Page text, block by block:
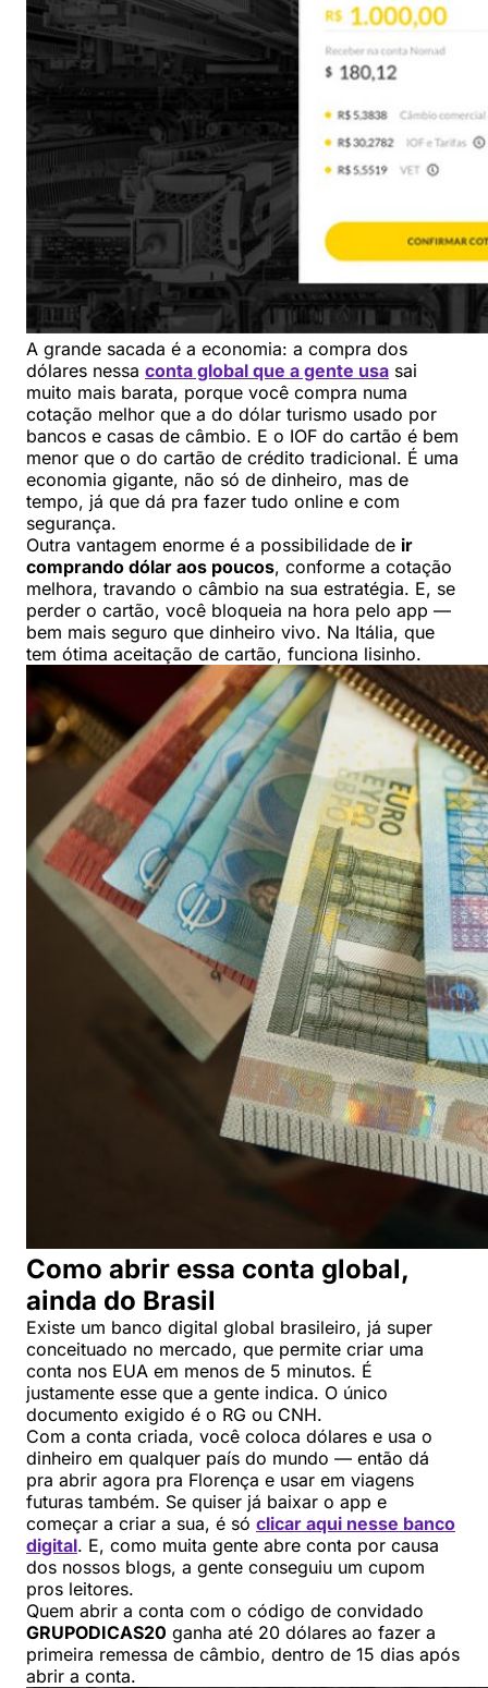
A grande sacada é a economia: a compra dos
dólares nessa conta global que a gente usa sai
muito mais barata, porque você compra numa
cotação melhor que a do dólar turismo usado por
bancos e casas de câmbio. E o IOF do cartão é bem
menor que o do cartão de crédito tradicional. É uma
economia gigante, não só de dinheiro, mas de
tempo, já que dá pra fazer tudo online e com
segurança.
Outra vantagem enorme é a possibilidade de ir
comprando dólar aos poucos, conforme a cotação
melhora, travando o câmbio na sua estratégia. E, se
perder o cartão, você bloqueia na hora pelo app —
bem mais seguro que dinheiro vivo. Na Itália, que
tem ótima aceitação de cartão, funciona lisinho.
Como abrir essa conta global,
ainda do Brasil
Existe um banco digital global brasileiro, já super
conceituado no mercado, que permite criar uma
conta nos EUA em menos de 5 minutos. É
justamente esse que a gente indica. O único
documento exigido é o RG ou CNH.
Com a conta criada, você coloca dólares e usa o
dinheiro em qualquer país do mundo — então dá
pra abrir agora pra Florença e usar em viagens
futuras também. Se quiser já baixar o app e
começar a criar a sua, é só clicar aqui nesse banco
digital. E, como muita gente abre conta por causa
dos nossos blogs, a gente conseguiu um cupom
pros leitores.
Quem abrir a conta com o código de convidado
GRUPODICAS20 ganha até 20 dólares ao fazer a
primeira remessa de câmbio, dentro de 15 dias após
abrir a conta.